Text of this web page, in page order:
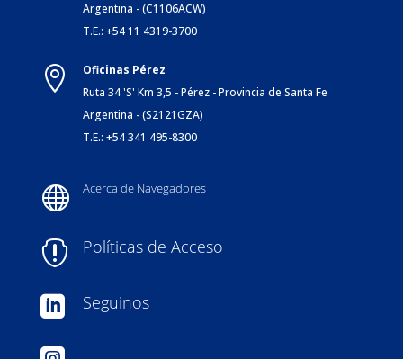
Argentina - (C1106ACW)
T.E.: +54 11 4319-3700

Oficinas Pérez
Ruta 34 'S' Km 3,5 - Pérez - Provincia de Santa Fe
Argentina - (S2121GZA)
T.E.: +54 341 495-8300
 Acerca de Navegadores
 Políticas de Acceso
 Seguinos